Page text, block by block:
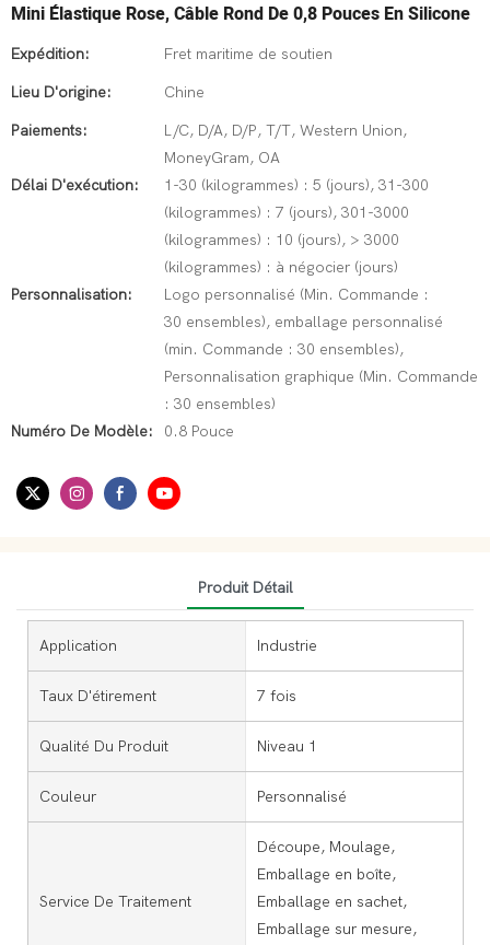
Mini Élastique Rose, Câble Rond De 0,8 Pouces En Silicone
Expédition: Fret maritime de soutien
Lieu D'origine: Chine
Paiements:
L/C, D/A, D/P, T/T, Western Union,
MoneyGram, OA
Délai D'exécution:
1-30 (kilogrammes) : 5 (jours), 31-300
(kilogrammes) : 7 (jours), 301-3000
(kilogrammes) : 10 (jours), > 3000
(kilogrammes) : à négocier (jours)
Personnalisation:
Logo personnalisé (Min. Commande :
30 ensembles), emballage personnalisé
(min. Commande : 30 ensembles),
Personnalisation graphique (Min. Commande
: 30 ensembles)
Numéro De Modèle:
0.8 Pouce
Produit Détail
Application Industrie
Taux D'étirement 7 fois
Qualité Du Produit Niveau 1
Couleur Personnalisé
Service De Traitement
Découpe, Moulage,
Emballage en boîte,
Emballage en sachet,
Emballage sur mesure,